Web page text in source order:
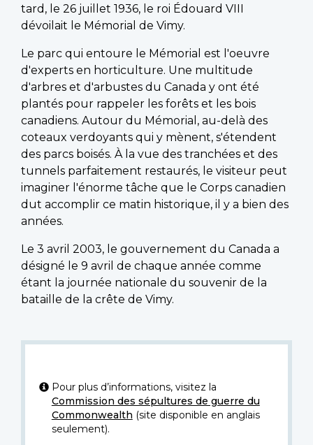
tard, le 26 juillet 1936, le roi Édouard VIII
dévoilait le Mémorial de Vimy.
Le parc qui entoure le Mémorial est l'oeuvre
d'experts en horticulture. Une multitude
d'arbres et d'arbustes du Canada y ont été
plantés pour rappeler les forêts et les bois
canadiens. Autour du Mémorial, au-delà des
coteaux verdoyants qui y mènent, s'étendent
des parcs boisés. À la vue des tranchées et des
tunnels parfaitement restaurés, le visiteur peut
imaginer l'énorme tâche que le Corps canadien
dut accomplir ce matin historique, il y a bien des
années.
Le 3 avril 2003, le gouvernement du Canada a
désigné le 9 avril de chaque année comme
étant la journée nationale du souvenir de la
bataille de la crête de Vimy.
Pour plus d’informations, visitez la
Commission des sépultures de guerre du
Commonwealth (site disponible en anglais
seulement).